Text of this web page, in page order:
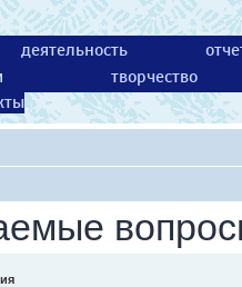
деятельность
творчество